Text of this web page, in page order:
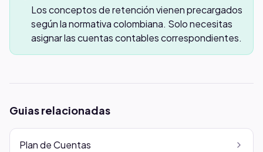
Los conceptos de retención vienen precargados
según la normativa colombiana. Solo necesitas
asignar las cuentas contables correspondientes.
Guias relacionadas
Plan de Cuentas